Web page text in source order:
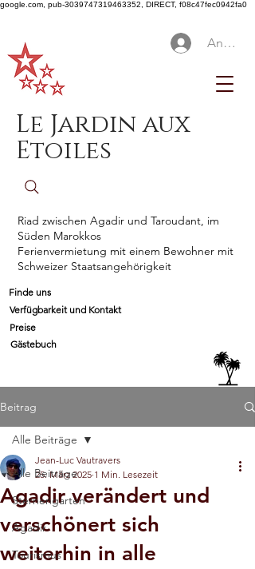
google.com, pub-3039747319463352, DIRECT, f08c47fec0942fa0
Le Jardin aux
Etoiles
Riad zwischen Agadir und Taroudant, im
Süden Marokkos
Ferienvermietung mit einem Bewohner mit
Schweizer Staatsangehörigkeit
Finde uns
Verfügbarkeit und Kontakt
Preise
Gästebuch
Beitrag
Alle Beiträge
Sternengarten
Agadir
Tourismus
Alle Beiträge
Agadir verändert und
verschönert sich
weiterhin in alle
Jean-Luc Vautravers
25. März 2025 1 Min. Lesezeit